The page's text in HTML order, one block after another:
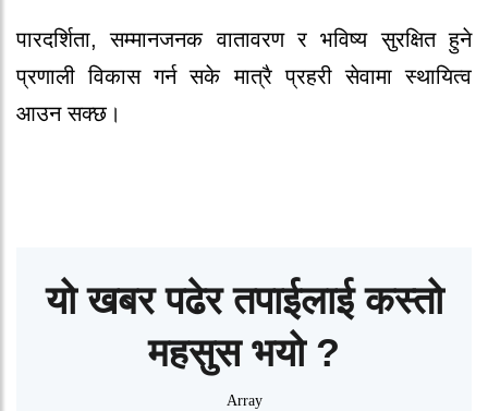
पारदर्शिता, सम्मानजनक वातावरण र भविष्य सुरक्षित हुने
प्रणाली विकास गर्न सके मात्रै प्रहरी सेवामा स्थायित्व
आउन सक्छ।
यो खबर पढेर तपाईलाई कस्तो
महसुस भयो ?
Array